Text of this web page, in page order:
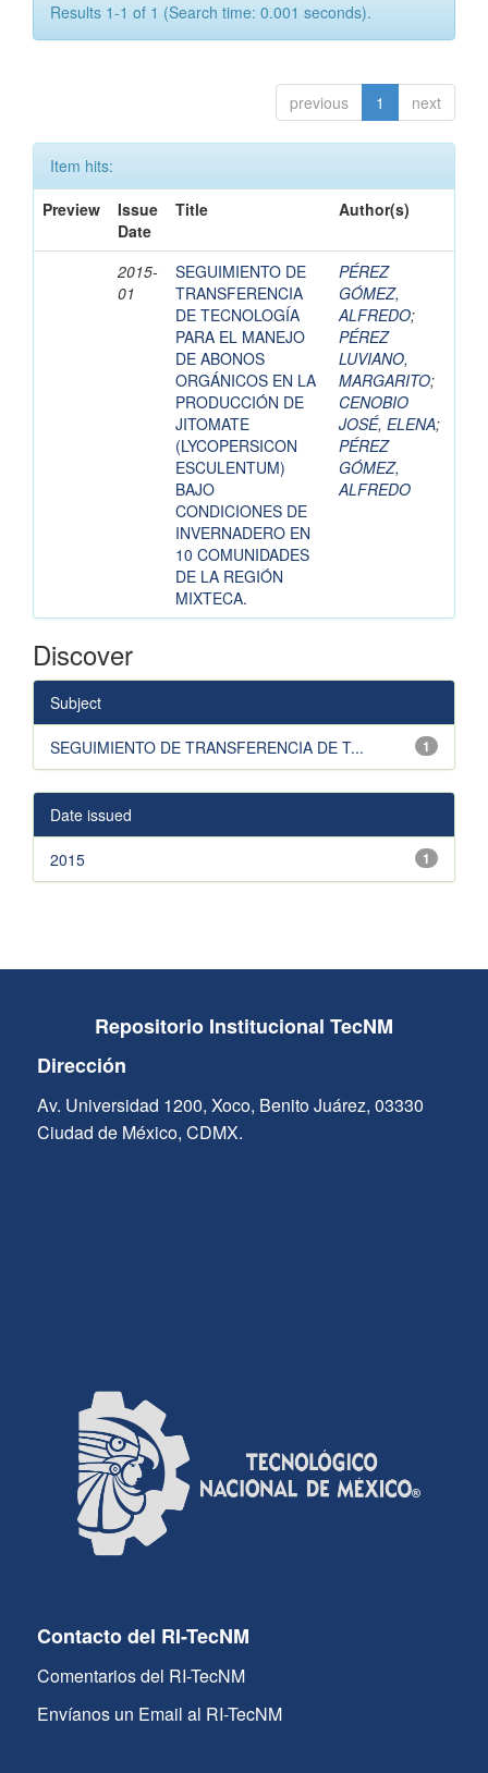
Results 1-1 of 1 (Search time: 0.001 seconds).
previous 1 next
Item hits:
Preview
Issue
Date
Title Author(s)
2015-
01
SEGUIMIENTO DE
TRANSFERENCIA
DE TECNOLOGÍA
PARA EL MANEJO
DE ABONOS
ORGÁNICOS EN LA
PRODUCCIÓN DE
JITOMATE
(LYCOPERSICON
ESCULENTUM)
BAJO
CONDICIONES DE
INVERNADERO EN
10 COMUNIDADES
DE LA REGIÓN
MIXTECA.
PÉREZ
GÓMEZ,
ALFREDO;
PÉREZ
LUVIANO,
MARGARITO;
CENOBIO
JOSÉ, ELENA;
PÉREZ
GÓMEZ,
ALFREDO
Discover
Subject
1
SEGUIMIENTO DE TRANSFERENCIA DE T...
Date issued
1
2015
Repositorio Institucional TecNM
Dirección
Av. Universidad 1200, Xoco, Benito Juárez, 03330
Ciudad de México, CDMX.
Contacto del RI-TecNM
Comentarios del RI-TecNM
Envíanos un Email al RI-TecNM